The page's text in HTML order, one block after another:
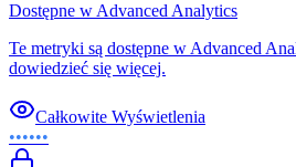
Dostępne w Advanced Analytics
Te metryki są dostępne w Advanced
dowiedzieć się więcej.
Całkowite Wyświetlenia
••••••